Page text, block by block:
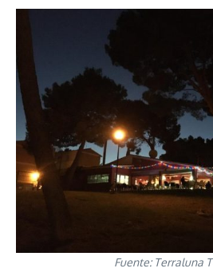
Fuente: Terraluna